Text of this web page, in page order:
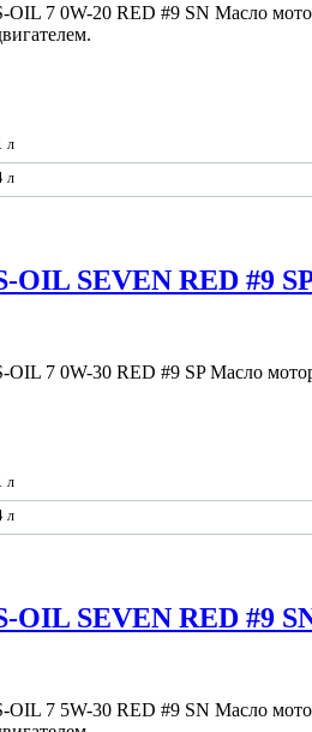
OIL 7 0W-20 RED #9 SN Масло
л
л
OIL SEVEN RED #9
OIL 7 0W-30 RED #9 SP Масло
л
л
OIL SEVEN RED #9
OIL 7 5W-30 RED #9 SN Масло